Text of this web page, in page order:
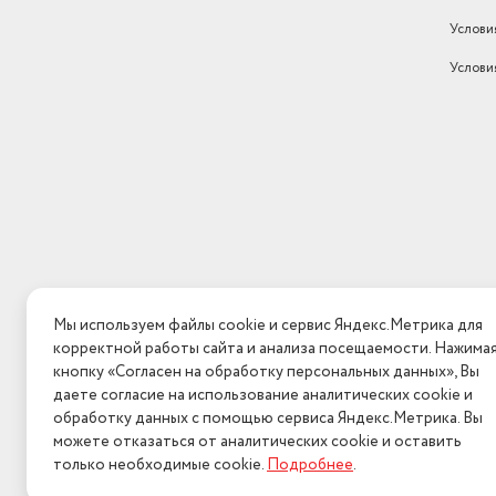
Мы используем файлы cookie и сервис Яндекс.Метрика для
корректной работы сайта и анализа посещаемости. Нажимая
кнопку «Согласен на обработку персональных данных», Вы
даете согласие на использование аналитических cookie и
обработку данных с помощью сервиса Яндекс.Метрика. Вы
можете отказаться от аналитических cookie и оставить
только необходимые cookie.Подробнее.